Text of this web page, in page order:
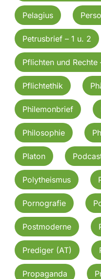
Pelagius
Petrusbrief – 1 u. 2
Pflichten und
Pflichtethik
Philemonbrief
Philosophie
Platon
Polytheismus
Pornografie
Postmoderne
Prediger (AT)
Propaganda